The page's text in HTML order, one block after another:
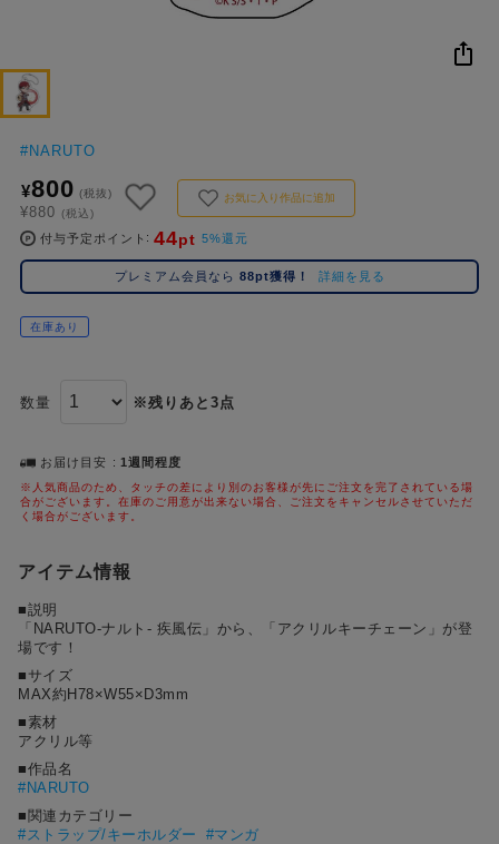
コ
レ
イ
ズ
注
ー
ー
ド
2位 #ハイキュー!!
3位
#NARUTO
¥800 (税抜)
¥880 (税込)
お気に入り作品に追加
付与予定ポイント 44pt 5%還元
プレミアム会員なら 88pt獲得！ 詳細を見る
在庫あり
数量 ※残りあと3点
お届け目安 1週間程度
※人気商品のため、タッチの差により別のお客様が先にご注文を完了されている場
合がございます。在庫のご用意が出来ない場合、ご注文をキャンセルさせていただ
く場合がございます。
アイテム情報
■説明
「NARUTO-ナルト- 疾風伝」から、「アクリルキーチェーン」が登
場です！
■サイズ
MAX約H78×W55×D3mm
■素材
アクリル等
■作品名
#NARUTO
■関連カテゴリー
#ストラップ/キーホルダー
#マンガ